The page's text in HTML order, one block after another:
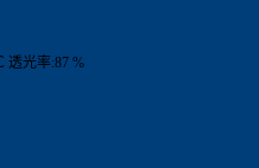
透光率:87 %